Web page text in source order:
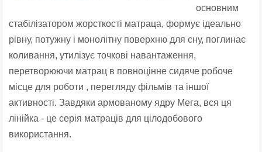
основним
стабілізатором жорсткості матраца, формує ідеально
рівну, потужну і монолітну поверхню для сну, поглинає
коливання, утилізує точкові навантаження,
перетворюючи матрац в повноцінне сидяче робоче
місце для роботи , перегляду фільмів та іншої
активності. Завдяки армованому ядру Мега, вся ця
лінійка - це серія матраців для цілодобового
використання.